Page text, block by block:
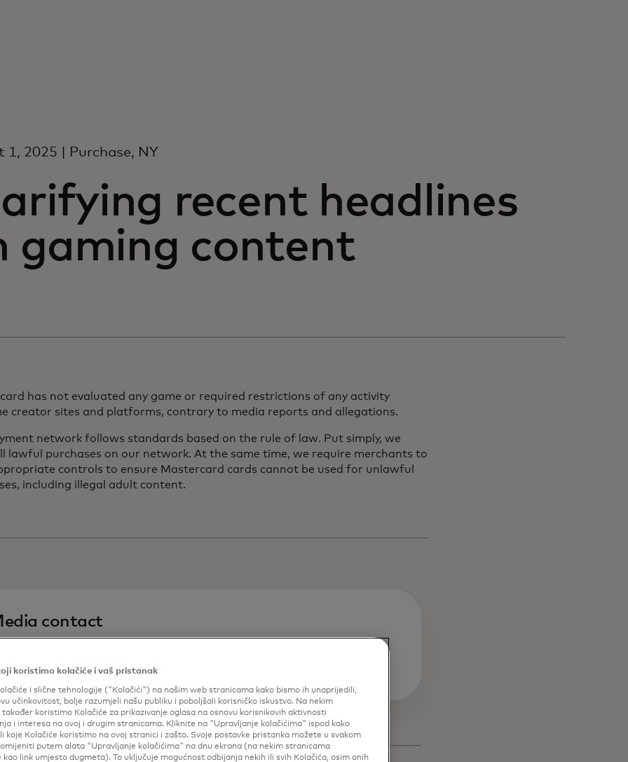
1, 2025 | Purchase, NY
recent headlines
gaming content
has not evaluated any game or required restrictions of any activity
creator sites and platforms, contrary to media reports and allegations.
network follows standards based on the rule of law. Put simply, we
lawful purchases on our network. At the same time, we require merchants to
controls to ensure Mastercard cards cannot be used for unlawful
including illegal adult content.
contact
koristimo kolačiće i vaš pristanak
i slične tehnologije ("Kolačići") na našim web stranicama kako bismo ih unaprijedili,
učinkovitost, bolje razumjeli našu publiku i poboljšali korisničko iskustvo. Na nekim
koristimo Kolačiće za prikazivanje oglasa na osnovu korisnikovih aktivnosti
i interesa na ovoj i drugim stranicama. Kliknite na "Upravljanje kolačićima" ispod kako
koje Kolačiće koristimo na ovoj stranici i zašto. Svoje postavke pristanka možete u svakom
putem alata "Upravljanje kolačićima" na dnu ekrana (na nekim stranicama
kao link umjesto dugmeta). To uključuje mogućnost odbijanja nekih ili svih Kolačića, osim onih